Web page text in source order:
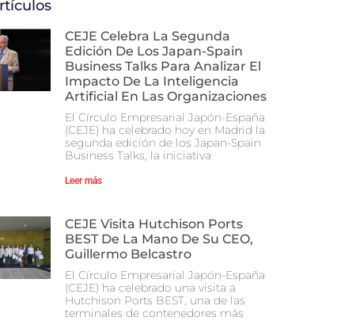
CEJE Celebra La Segunda
Edición De Los Japan-Spain
Business Talks Para Analizar El
Impacto De La Inteligencia
Artificial En Las Organizaciones
El Círculo Empresarial Japón-España
(CEJE) ha celebrado hoy en Madrid la
segunda edición de los Japan-Spain
Business Talks, la iniciativa
Leer más
CEJE Visita Hutchison Ports
BEST De La Mano De Su CEO,
Guillermo Belcastro
El Círculo Empresarial Japón-España
(CEJE) ha celebrado una visita a
Hutchison Ports BEST, una de las
terminales de contenedores más